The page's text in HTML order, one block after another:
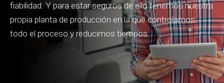
fiabilidad. Y para estar seguros de ello tenemos nuestra
propia planta de producción en la que controlamos
todo el proceso y reducimos tiempos.